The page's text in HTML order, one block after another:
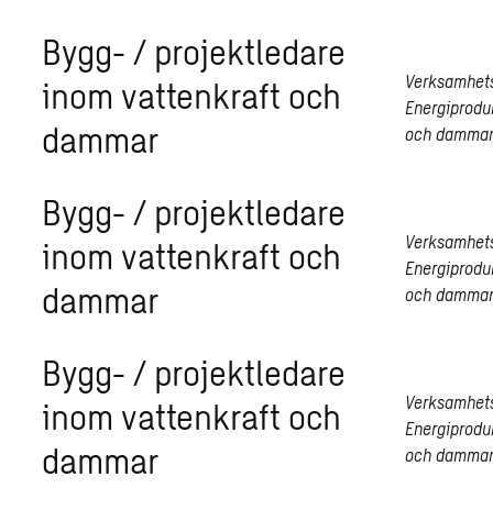
Bygg- / projektledare
inom vattenkraft och
dammar
och
Bygg- / projektledare
inom vattenkraft och
dammar
och
Bygg- / projektledare
inom vattenkraft och
dammar
och